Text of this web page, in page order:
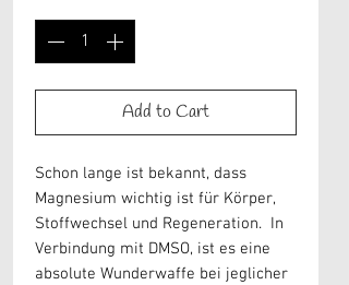
Add to Cart
Schon lange ist bekannt, dass
Magnesium wichtig ist für Körper,
Stoffwechsel und Regeneration. In
Verbindung mit DMSO, ist es eine
absolute Wunderwaffe bei jeglicher